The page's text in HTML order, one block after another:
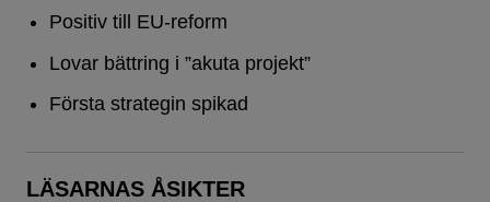
Positiv till EU-reform
Lovar bättring i ”akuta projekt”
Första strategin spikad
LÄSARNAS ÅSIKTER